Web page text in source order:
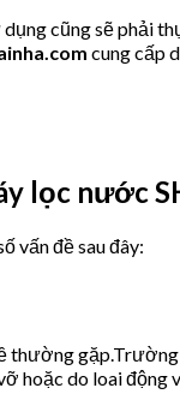
cũng sẽ phải
cung cấp
lọc nước
vấn đề sau đây:
hoặc do loai động